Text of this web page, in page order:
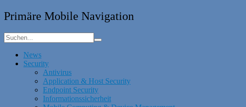
Primäre Mobile Navigation
News
Security
Antivirus
Application & Host Security
Endpoint Security
Informationssicherheit